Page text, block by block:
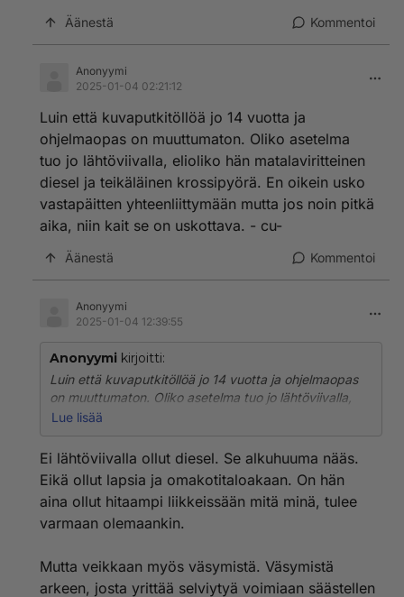
Äänestä Kommentoi
Anonyymi
2025-01-04 02:21:12
Luin että kuvaputkitöllöä jo 14 vuotta ja
ohjelmaopas on muuttumaton. Oliko asetelma
tuo jo lähtöviivalla, elioliko hän matalaviritteinen
diesel ja teikäläinen krossipyörä. En oikein usko
vastapäitten yhteenliittymään mutta jos noin pitkä
aika, niin kait se on uskottava. - cu-
Äänestä Kommentoi
Anonyymi
2025-01-04 12:39:55
Anonyymi kirjoitti:
Luin että kuvaputkitöllöä jo 14 vuotta ja ohjelmaopas
on muuttumaton. Oliko asetelma tuo jo lähtöviivalla,
elioliko hän matalaviritteinen diesel ja teikäläinen
yhteenliittymään mutta jos noin pitkä aika, niin kait se
Lue lisää
Ei lähtöviivalla ollut diesel. Se alkuhuuma nääs.
Eikä ollut lapsia ja omakotitaloakaan. On hän
aina ollut hitaampi liikkeissään mitä minä, tulee
varmaan olemaankin.
Mutta veikkaan myös väsymistä. Väsymistä
arkeen, josta yrittää selviytyä voimiaan säästellen